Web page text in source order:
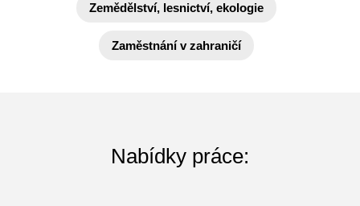
Zemědělství, lesnictví, ekologie
Zaměstnání v zahraničí
Nabídky práce: